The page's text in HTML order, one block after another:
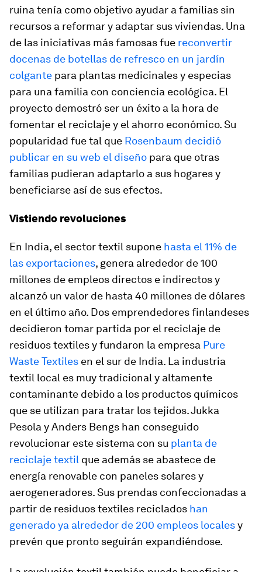
ruina tenía como objetivo ayudar a familias sin
recursos a reformar y adaptar sus viviendas. Una
de las iniciativas más famosas fue reconvertir
docenas de botellas de refresco en un jardín
colgante para plantas medicinales y especias
para una familia con conciencia ecológica. El
proyecto demostró ser un éxito a la hora de
fomentar el reciclaje y el ahorro económico. Su
popularidad fue tal que Rosenbaum decidió
publicar en su web el diseño para que otras
familias pudieran adaptarlo a sus hogares y
beneficiarse así de sus efectos.
Vistiendo revoluciones
En India, el sector textil supone hasta el 11% de
las exportaciones, genera alrededor de 100
millones de empleos directos e indirectos y
alcanzó un valor de hasta 40 millones de dólares
en el último año. Dos emprendedores finlandeses
decidieron tomar partida por el reciclaje de
residuos textiles y fundaron la empresa Pure
Waste Textiles en el sur de India. La industria
textil local es muy tradicional y altamente
contaminante debido a los productos químicos
que se utilizan para tratar los tejidos. Jukka
Pesola y Anders Bengs han conseguido
revolucionar este sistema con su planta de
reciclaje textil que además se abastece de
energía renovable con paneles solares y
aerogeneradores. Sus prendas confeccionadas a
partir de residuos textiles reciclados han
generado ya alrededor de 200 empleos localesy
prevén que pronto seguirán expandiéndose.